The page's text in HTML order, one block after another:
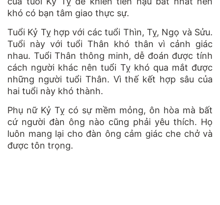
khó có bạn tâm giao thực sự.
Tuổi Kỷ Tỵ hợp với các tuổi Thìn, Tỵ, Ngọ và Sửu.
Tuổi này với tuổi Thân khó thân vì cảnh giác
nhau. Tuổi Thân thông minh, dễ đoán được tính
cách người khác nên tuổi Tỵ khó qua mắt được
những người tuổi Thân. Vì thế kết hợp sâu của
hai tuổi này khó thành.
Phụ nữ Kỷ Tỵ có sự mềm mỏng, ôn hòa mà bất
cứ người đàn ông nào cũng phải yêu thích. Họ
luôn mang lại cho đàn ông cảm giác che chở và
được tôn trọng.